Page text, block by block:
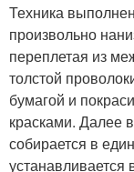
Техника
произвольно
переплетая из
толстой
бумагой и
красками. Далее
собирается в
устанавливается